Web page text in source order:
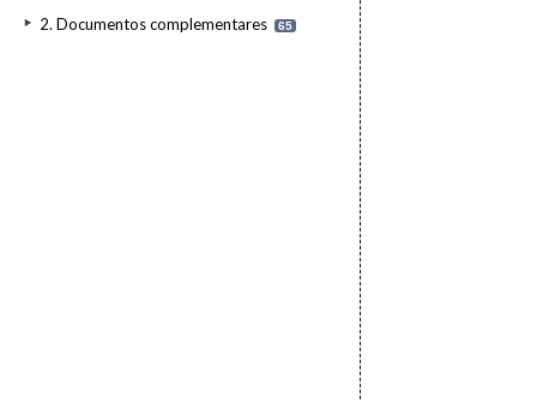
2. Documentos complementares 65